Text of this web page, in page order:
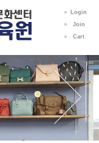
Login
Join
Cart